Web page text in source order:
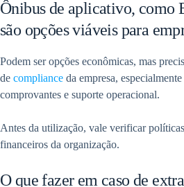
Ônibus de aplicativo, como
são opções viáveis para
Podem ser opções econômicas, mas
de compliance da empresa,
comprovantes e suporte operacional.
Antes da utilização, vale verificar
financeiros da organização.
O que fazer em caso de